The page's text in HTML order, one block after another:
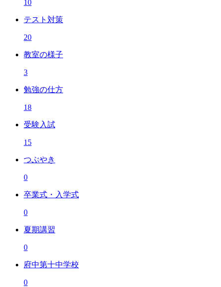
10
テスト対策
20
教室の様子
3
勉強の仕方
18
受験入試
15
つぶやき
0
卒業式・入学式
0
夏期講習
0
府中第十中学校
0